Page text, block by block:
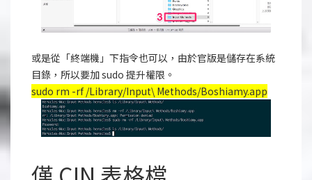
或是從「終端機」下指令也可以，由於官版是儲存在系統
目錄，所以要加 sudo 提升權限。
sudo rm -rf /Library/Input\ Methods/Boshiamy.app